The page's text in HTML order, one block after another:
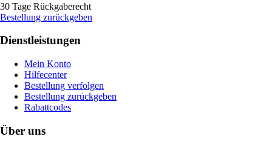
30 Tage Rückgaberecht
Bestellung zurückgeben
Dienstleistungen
Mein Konto
Hilfecenter
Bestellung verfolgen
Bestellung zurückgeben
Rabattcodes
Über uns